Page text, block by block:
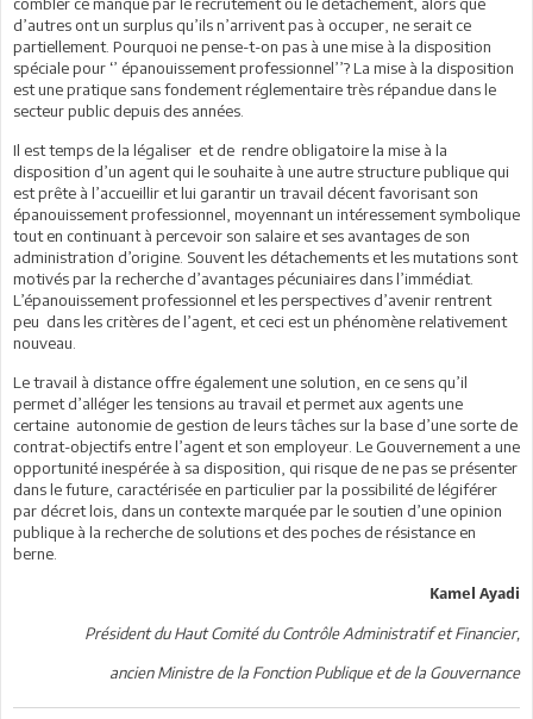
d’autres ont un surplus qu’ils n’arrivent pas à occuper, ne serait ce
partiellement. Pourquoi ne pense-t-on pas à une mise à la disposition
spéciale pour ‘’ épanouissement professionnel’’? La mise à la disposition
est une pratique sans fondement réglementaire très répandue dans le
secteur public depuis des années.
Il est temps de la légaliser et de rendre obligatoire la mise à la
disposition d’un agent qui le souhaite à une autre structure publique qui
est prête à l’accueillir et lui garantir un travail décent favorisant son
épanouissement professionnel, moyennant un intéressement symbolique
tout en continuant à percevoir son salaire et ses avantages de son
administration d’origine. Souvent les détachements et les mutations sont
motivés par la recherche d’avantages pécuniaires dans l’immédiat.
L’épanouissement professionnel et les perspectives d’avenir rentrent
peu dans les critères de l’agent, et ceci est un phénomène relativement
nouveau.
Le travail à distance offre également une solution, en ce sens qu’il
permet d’alléger les tensions au travail et permet aux agents une
certaine autonomie de gestion de leurs tâches sur la base d’une sorte de
contrat-objectifs entre l’agent et son employeur. Le Gouvernement a une
opportunité inespérée à sa disposition, qui risque de ne pas se présenter
dans le future, caractérisée en particulier par la possibilité de légiférer
par décret lois, dans un contexte marquée par le soutien d’une opinion
publique à la recherche de solutions et des poches de résistance en
berne.
Kamel Ayadi
Président du Haut Comité du Contrôle Administratif et Financier,
ancien Ministre de la Fonction Publique et de la Gouvernance